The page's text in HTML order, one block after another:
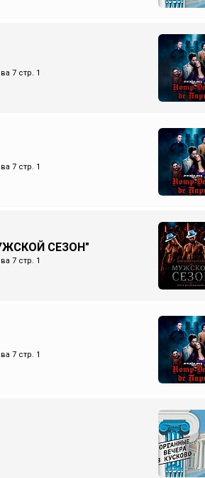
7 стр. 1
7 стр. 1
СЕЗОН"
7 стр. 1
7 стр. 1